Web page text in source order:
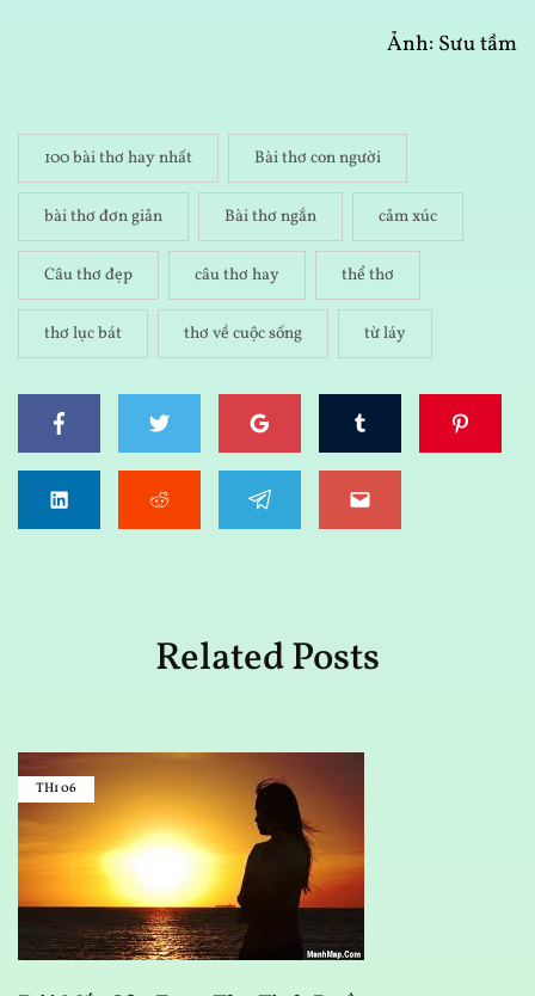
Ảnh: Sưu tầm
100 bài thơ hay nhất Bài thơ con người
bài thơ đơn giản Bài thơ ngắn cảm xúc
Câu thơ đẹp câu thơ hay thể thơ
thơ lục bát thơ về cuộc sống từ láy
Related Posts
TH106